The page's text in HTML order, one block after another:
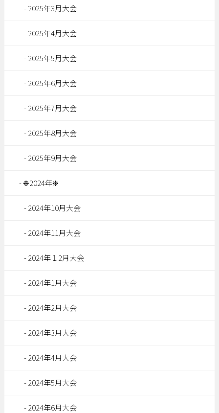
2025年3月大会
2025年4月大会
2025年5月大会
2025年6月大会
2025年7月大会
2025年8月大会
2025年9月大会
❉2024年❉
2024年10月大会
2024年11月大会
2024年１2月大会
2024年1月大会
2024年2月大会
2024年3月大会
2024年4月大会
2024年5月大会
2024年6月大会